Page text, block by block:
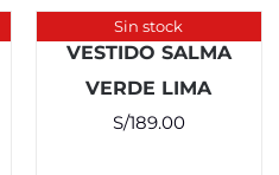
Sin stock
VESTIDO SALMA
VERDE LIMA
S/189.00